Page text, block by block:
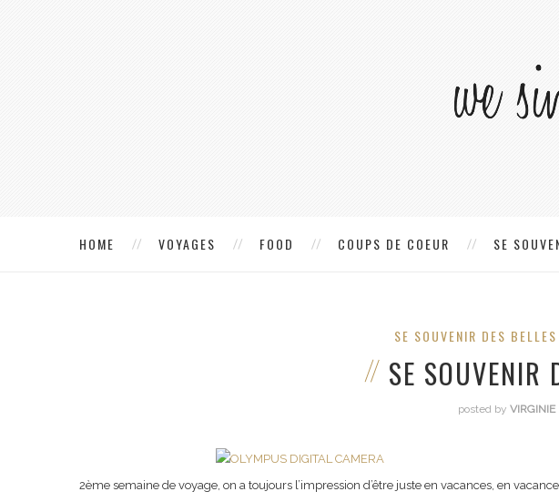
HOME VOYAGES FOOD COUPS DE COEUR SE
SE SOUVENIR DES
SE SOUVENIR
posted by VIRGINIE
2ème semaine de voyage, on a toujours l’impression d’être juste en vacances, en